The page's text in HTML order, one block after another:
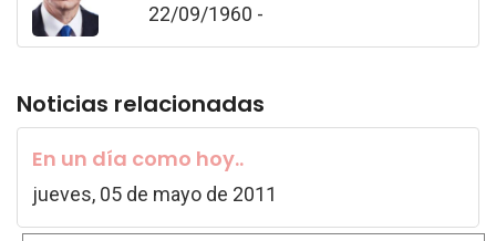
22/09/1960 -
Noticias relacionadas
En un día como hoy..
jueves, 05 de mayo de 2011